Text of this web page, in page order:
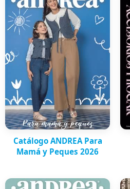
Catálogo ANDREA Para
Mamá y Peques 2026